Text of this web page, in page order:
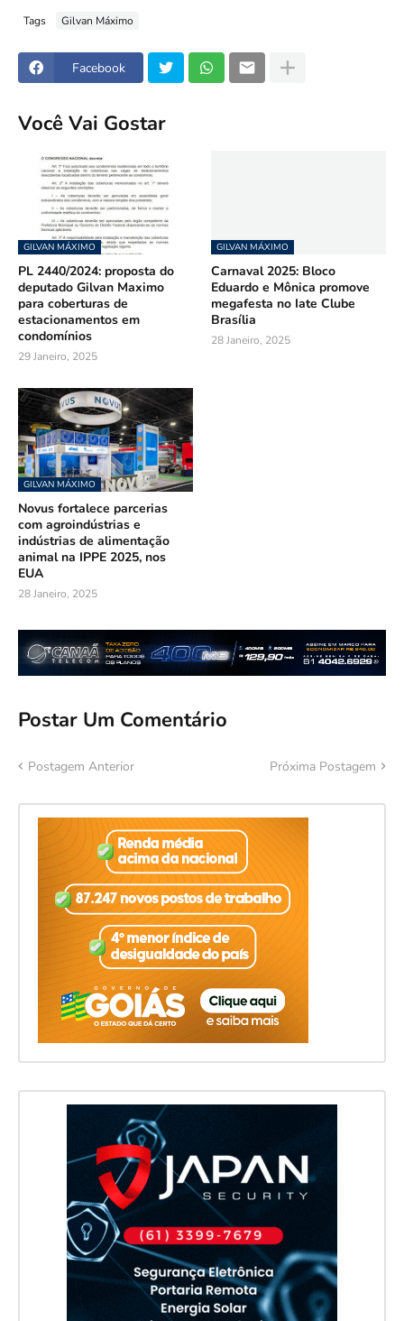
Tags Gilvan Máximo
Facebook
Você Vai Gostar
GILVAN MÁXIMO
PL 2440/2024: proposta do
deputado Gilvan Maximo
para coberturas de
estacionamentos em
condomínios
29 Janeiro, 2025
GILVAN MÁXIMO
Carnaval 2025: Bloco
Eduardo e Mônica promove
megafesta no Iate Clube
Brasília
28 Janeiro, 2025
GILVAN MÁXIMO
Novus fortalece parcerias
com agroindústrias e
indústrias de alimentação
animal na IPPE 2025, nos
EUA
28 Janeiro, 2025
Postar Um Comentário
Postagem Anterior Próxima Postagem